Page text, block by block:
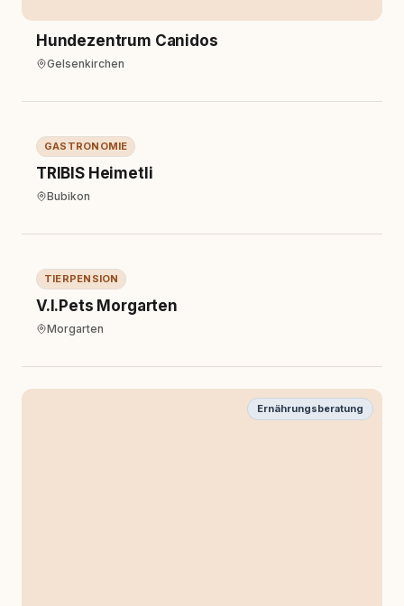
Hundezentrum Canidos
Gelsenkirchen
GASTRONOMIE
TRIBIS Heimetli
Bubikon
TIERPENSION
V.I.Pets Morgarten
Morgarten
Ernährungsberatung